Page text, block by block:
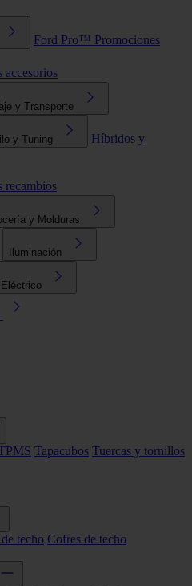
Ford Pro™ Promociones
accesorios
y Transporte
y Tuning
Híbridos y
recambios
y Molduras
Iluminación
Tapacubos Tuercas y tornillos
techo Cofres de techo